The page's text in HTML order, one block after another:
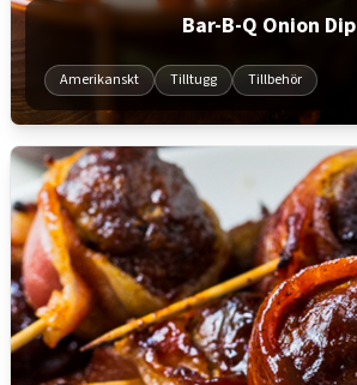
Bar-B-Q Onion Dip
Amerikanskt Tilltugg Tillbehör